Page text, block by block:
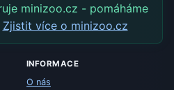
minizoo.cz - pomáháme
Zjistit více o minizoo.cz
INFORMACE
O nás